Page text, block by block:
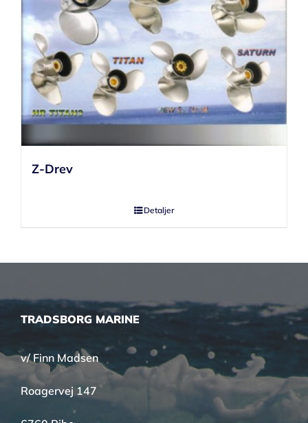
Z-Drev
Detaljer
TRADSBORG MARINE
v/ Finn Madsen
Roagervej 147